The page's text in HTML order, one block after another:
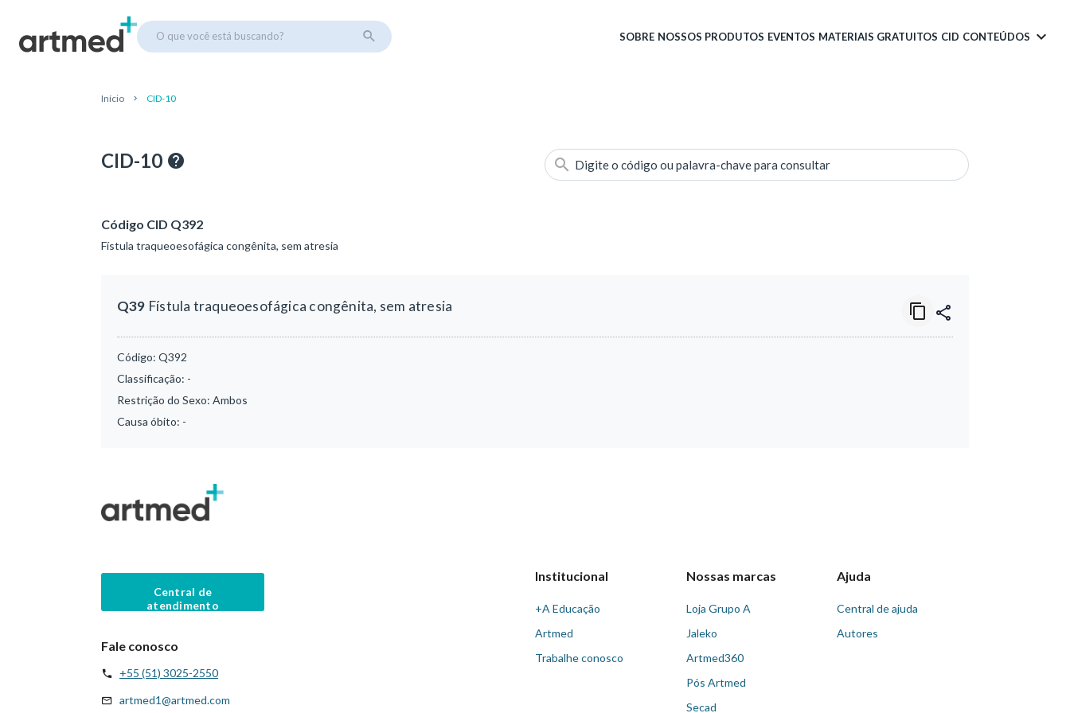
O que você está buscando? SOBRE NOSSOS PRODUTOS EVENTOS MATERIAIS GRATUITOS CID CONTEÚDOS
Início CID-10
CID-10 Digite o código ou palavra-chave para consultar
Código CID Q392
Fístula traqueoesofágica congênita, sem atresia
Q39 Fístula traqueoesofágica congênita, sem atresia
Código: Q392
Classificação: -
Restrição do Sexo: Ambos
Causa óbito: -
Central de
atendimento
Fale conosco
+55 (51) 3025-2550
artmed1@artmed.com
Institucional
+A Educação
Artmed
Trabalhe conosco
Nossas marcas
Loja Grupo A
Jaleko
Artmed360
Pós Artmed
Secad
Ajuda
Central de ajuda
Autores